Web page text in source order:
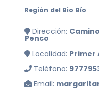
Región del Bio Bío
Dirección:
Penco
Localidad: Primer
Teléfono:
Email: